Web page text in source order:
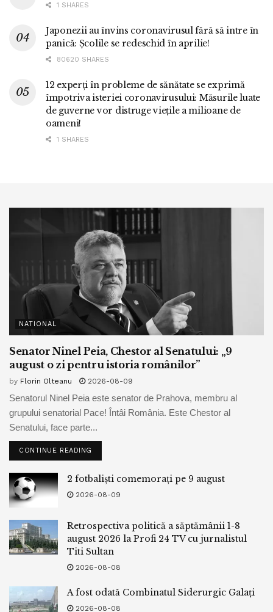
1 SHARES
Japonezii au învins coronavirusul fără să intre în
panică: Școlile se redeschid în aprilie!
80620 SHARES
12 experți în probleme de sănătate se exprimă
împotriva isteriei coronavirusului: Măsurile luate
de guverne vor distruge viețile a milioane de
oameni!
1 SHARES
NATIONAL
Senator Ninel Peia, Chestor al Senatului: „9
august o zi pentru istoria românilor”
by Florin Olteanu 2026-08-09
Senatorul Ninel Peia este senator de Prahova, membru al
grupului senatorial Pace! Întâi România. Este Chestor al
Senatului, face parte...
CONTINUE READING
2 fotbaliști comemorați pe 9 august
2026-08-09
Retrospectiva politică a săptămânii 1-8
august 2026 la Profi 24 TV cu jurnalistul
Titi Sultan
2026-08-08
A fost odată Combinatul Siderurgic Galați
2026-08-08